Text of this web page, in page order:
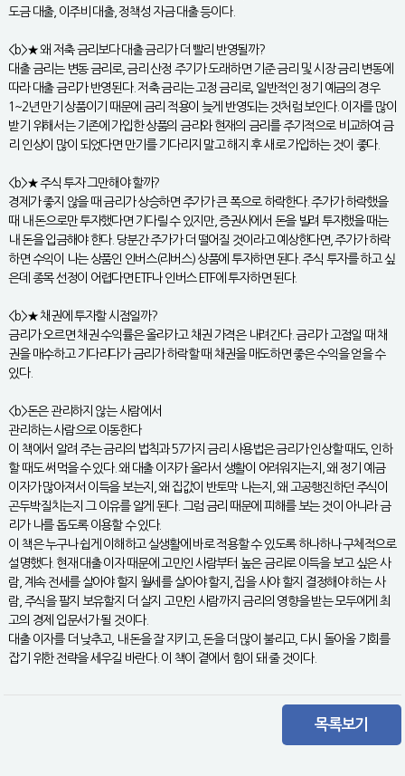
도금 대출, 이주비 대출, 정책성 자금 대출 등이다.
<b>★ 왜 저축 금리보다 대출 금리가 더 빨리 반영될까?
대출 금리는 변동 금리로, 금리 산정 주기가 도래하면 기준 금리 및 시장 금리 변동에
따라 대출 금리가 반영된다. 저축 금리는 고정 금리로, 일반적인 정기 예금의 경우
1~2년 만기 상품이기 때문에 금리 적용이 늦게 반영되는 것처럼 보인다. 이자를 많이
받기 위해서는 기존에 가입한 상품의 금리와 현재의 금리를 주기적으로 비교하여 금
리 인상이 많이 되었다면 만기를 기다리지 말고 해지 후 새로 가입하는 것이 좋다.
<b>★ 주식 투자 그만해야 할까?
경제가 좋지 않을 때 금리가 상승하면 주가가 큰 폭으로 하락한다. 주가가 하락했을
때 내 돈으로만 투자했다면 기다릴 수 있지만, 증권사에서 돈을 빌려 투자했을 때는
내 돈을 입금해야 한다. 당분간 주가가 더 떨어질 것이라고 예상한다면, 주가가 하락
하면 수익이 나는 상품인 인버스(리버스) 상품에 투자하면 된다. 주식 투자를 하고 싶
은데 종목 선정이 어렵다면 ETF나 인버스 ETF에 투자하면 된다.
<b>★ 채권에 투자할 시점일까?
금리가 오르면 채권 수익률은 올라가고 채권 가격은 내려간다. 금리가 고점일 때 채
권을 매수하고 기다리다가 금리가 하락할 때 채권을 매도하면 좋은 수익을 얻을 수
있다.
<b>돈은 관리하지 않는 사람에서
관리하는 사람으로 이동한다
이 책에서 알려 주는 금리의 법칙과 57가지 금리 사용법은 금리가 인상할 때도, 인하
할 때도 써먹을 수 있다. 왜 대출 이자가 올라서 생활이 어려워지는지, 왜 정기 예금
이자가 많아져서 이득을 보는지, 왜 집값이 반토막 나는지, 왜 고공행진하던 주식이
곤두박질치는지 그 이유를 알게 된다. 그럼 금리 때문에 피해를 보는 것이 아니라 금
리가 나를 돕도록 이용할 수 있다.
이 책은 누구나 쉽게 이해하고 실생활에 바로 적용할 수 있도록 하나하나 구체적으로
설명했다. 현재 대출 이자 때문에 고민인 사람부터 높은 금리로 이득을 보고 싶은 사
람, 계속 전세를 살아야 할지 월세를 살아야 할지, 집을 사야 할지 결정해야 하는 사
람, 주식을 팔지 보유할지 더 살지 고민인 사람까지 금리의 영향을 받는 모두에게 최
고의 경제 입문서가 될 것이다.
대출 이자를 더 낮추고, 내 돈을 잘 지키고, 돈을 더 많이 불리고, 다시 돌아올 기회를
잡기 위한 전략을 세우길 바란다. 이 책이 곁에서 힘이 돼 줄 것이다.
목록보기